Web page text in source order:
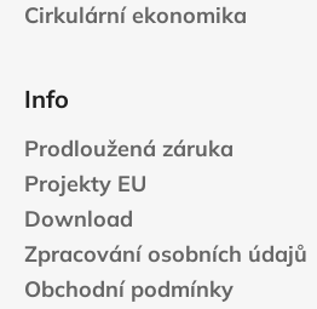
Cirkulární ekonomika
Info
Prodloužená záruka
Projekty EU
Download
Zpracování osobních údajů
Obchodní podmínky